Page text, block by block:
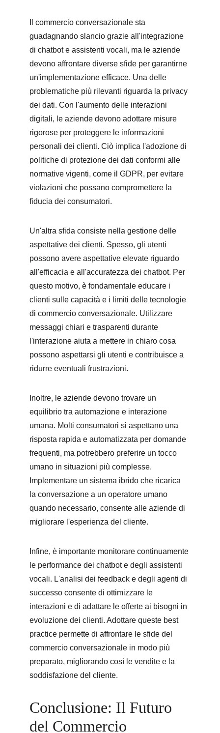
Il commercio conversazionale sta
guadagnando slancio grazie all'integrazione
di chatbot e assistenti vocali, ma le aziende
devono affrontare diverse sfide per garantirne
un'implementazione efficace. Una delle
problematiche più rilevanti riguarda la privacy
dei dati. Con l'aumento delle interazioni
digitali, le aziende devono adottare misure
rigorose per proteggere le informazioni
personali dei clienti. Ciò implica l'adozione di
politiche di protezione dei dati conformi alle
normative vigenti, come il GDPR, per evitare
violazioni che possano compromettere la
fiducia dei consumatori.
Un'altra sfida consiste nella gestione delle
aspettative dei clienti. Spesso, gli utenti
possono avere aspettative elevate riguardo
all'efficacia e all'accuratezza dei chatbot. Per
questo motivo, è fondamentale educare i
clienti sulle capacità e i limiti delle tecnologie
di commercio conversazionale. Utilizzare
messaggi chiari e trasparenti durante
l'interazione aiuta a mettere in chiaro cosa
possono aspettarsi gli utenti e contribuisce a
ridurre eventuali frustrazioni.
Inoltre, le aziende devono trovare un
equilibrio tra automazione e interazione
umana. Molti consumatori si aspettano una
risposta rapida e automatizzata per domande
frequenti, ma potrebbero preferire un tocco
umano in situazioni più complesse.
Implementare un sistema ibrido che ricarica
la conversazione a un operatore umano
quando necessario, consente alle aziende di
migliorare l'esperienza del cliente.
Infine, è importante monitorare continuamente
le performance dei chatbot e degli assistenti
vocali. L'analisi dei feedback e degli agenti di
successo consente di ottimizzare le
interazioni e di adattare le offerte ai bisogni in
evoluzione dei clienti. Adottare queste best
practice permette di affrontare le sfide del
commercio conversazionale in modo più
preparato, migliorando così le vendite e la
soddisfazione del cliente.
Conclusione: Il Futuro
del Commercio